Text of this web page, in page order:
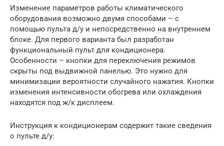
Изменение параметров работы климатического
оборудования возможно двумя способами – с
помощью пульта д/у и непосредственно на внутреннем
блоке. Для первого варианта был разработан
функциональный пульт для кондиционера.
Особенности – кнопки для переключения режимов
скрыты под выдвижной панелью. Это нужно для
минимизации вероятности случайного нажатия. Кнопки
изменения интенсивности обогрева или охлаждения
находятся под ж/к дисплеем.
Инструкция к кондиционерам содержит такие сведения
о пульте д/у: